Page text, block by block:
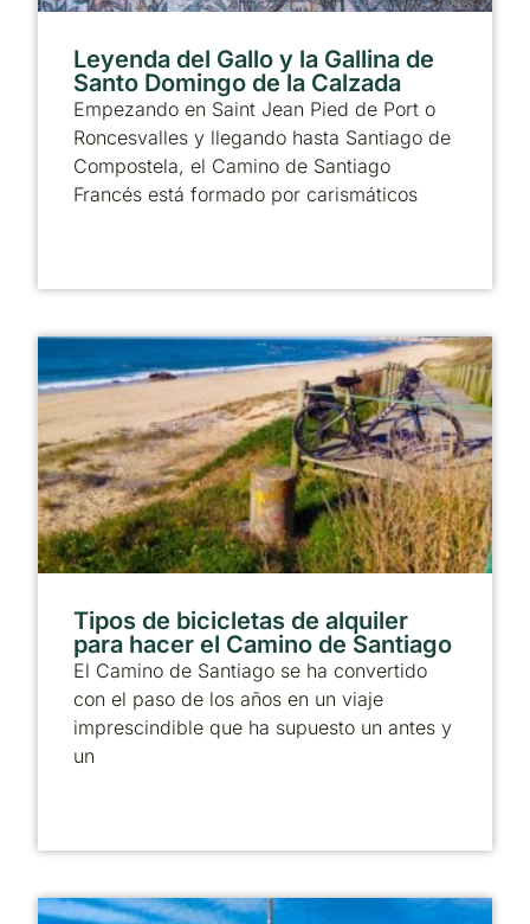
Leyenda del Gallo y la Gallina de
Santo Domingo de la Calzada
Empezando en Saint Jean Pied de Port o
Roncesvalles y llegando hasta Santiago de
Compostela, el Camino de Santiago
Francés está formado por carismáticos
Tipos de bicicletas de alquiler
para hacer el Camino de Santiago
El Camino de Santiago se ha convertido
con el paso de los años en un viaje
imprescindible que ha supuesto un antes y
un